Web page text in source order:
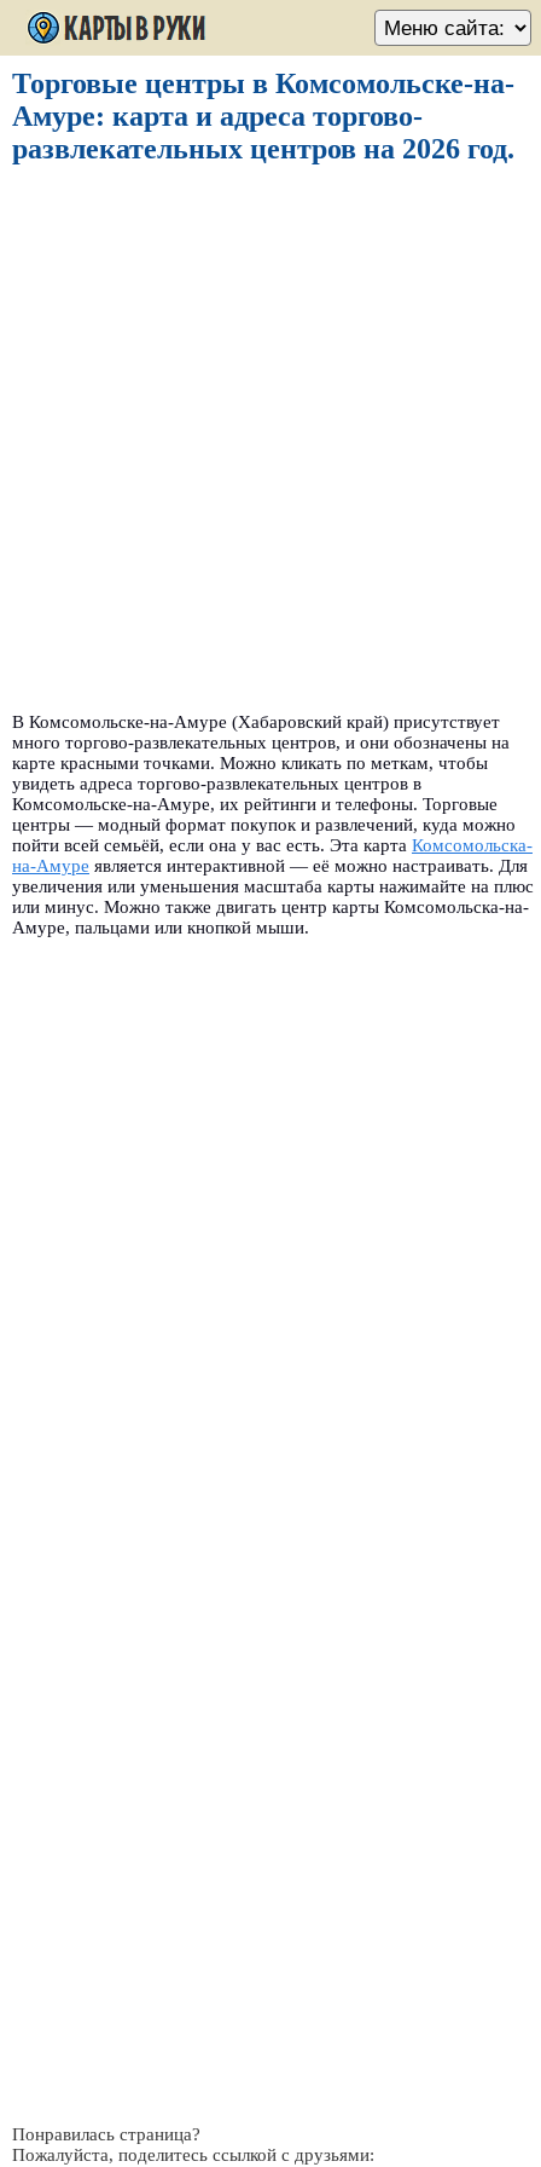
Торговые центры в Комсомольске-на-
Амуре: карта и адреса торгово-
развлекательных центров на 2026 год.
В Комсомольске-на-Амуре (Хабаровский край) присутствует
много торгово-развлекательных центров, и они обозначены на
карте красными точками. Можно кликать по меткам, чтобы
увидеть адреса торгово-развлекательных центров в
Комсомольске-на-Амуре, их рейтинги и телефоны. Торговые
центры — модный формат покупок и развлечений, куда можно
пойти всей семьёй, если она у вас есть. Эта карта Комсомольска-
на-Амуре является интерактивной — её можно настраивать. Для
увеличения или уменьшения масштаба карты нажимайте на плюс
или минус. Можно также двигать центр карты Комсомольска-на-
Амуре, пальцами или кнопкой мыши.
Понравилась страница?
Пожалуйста, поделитесь ссылкой с друзьями: